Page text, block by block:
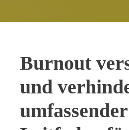
Burnout
und
umfassender